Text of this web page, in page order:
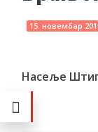
15. новембар
Насеље